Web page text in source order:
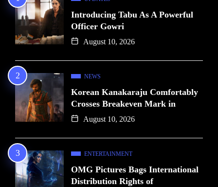
Introducing Tabu As A Powerful
Officer Gowri
August 10, 2026
NEWS
Korean Kanakaraju Comfortably
Crosses Breakeven Mark in
August 10, 2026
ENTERTAINMENT
OMG Pictures Bags International
Distribution Rights of